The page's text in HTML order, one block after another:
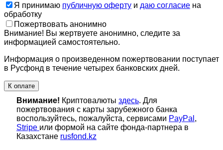
Я принимаю публичную оферту и даю согласие на
обработку
Пожертвовать анонимно
Внимание! Вы жертвуете анонимно, следите за
информацией самостоятельно.
Информация о произведенном пожертвовании поступает
в Русфонд в течение четырех банковских дней.
К оплате
Внимание! Криптовалюты здесь. Для
пожертвования с карты зарубежного банка
воспользуйтесь, пожалуйста, сервисами PayPal ,
Stripe или формой на сайте фонда-партнера в
Казахстане rusfond.kz